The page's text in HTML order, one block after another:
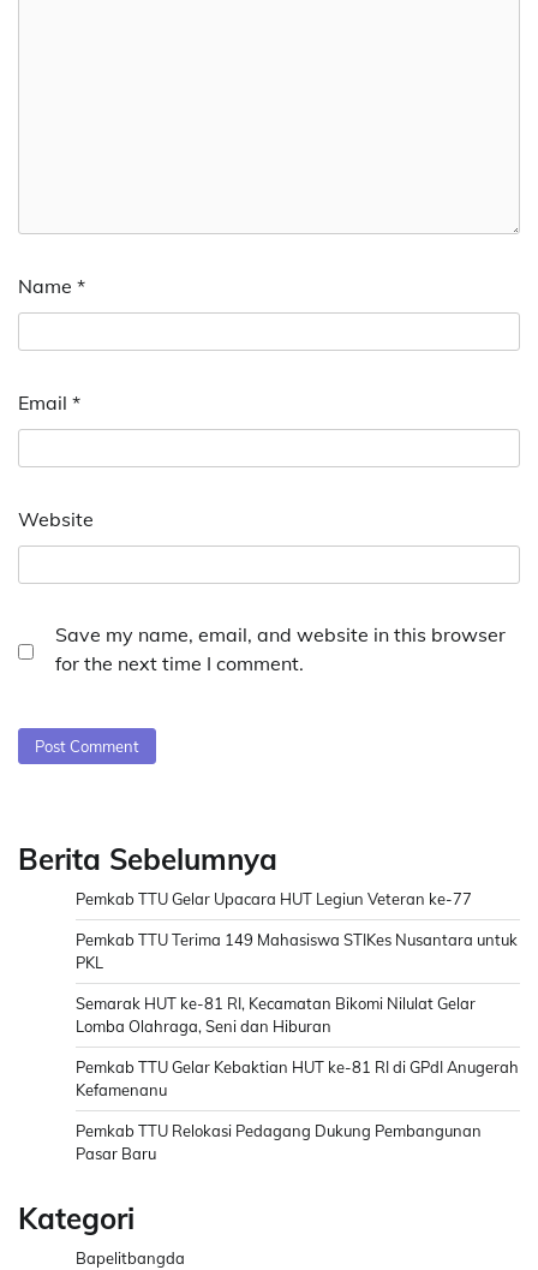
Name *
Email *
Website
Save my name, email, and website in this browser
for the next time I comment.
Berita Sebelumnya
Pemkab TTU Gelar Upacara HUT Legiun Veteran ke-77
Pemkab TTU Terima 149 Mahasiswa STIKes Nusantara untuk
PKL
Semarak HUT ke-81 RI, Kecamatan Bikomi Nilulat Gelar
Lomba Olahraga, Seni dan Hiburan
Pemkab TTU Gelar Kebaktian HUT ke-81 RI di GPdI Anugerah
Kefamenanu
Pemkab TTU Relokasi Pedagang Dukung Pembangunan
Pasar Baru
Kategori
Bapelitbangda